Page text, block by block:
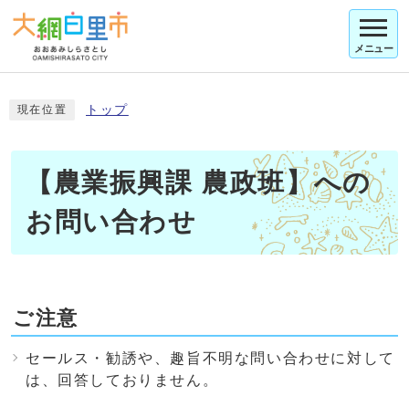
メニュー
現在位置 トップ
【農業振興課 農政班】への
お問い合わせ
ご注意
セールス・勧誘や、趣旨不明な問い合わせに対して
は、回答しておりません。